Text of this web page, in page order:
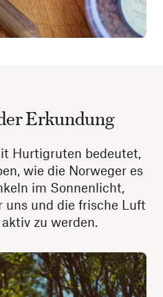
Erkundung
Hurtigruten bedeutet,
wie die Norweger es
im Sonnenlicht,
uns und die frische Luft
zu werden.